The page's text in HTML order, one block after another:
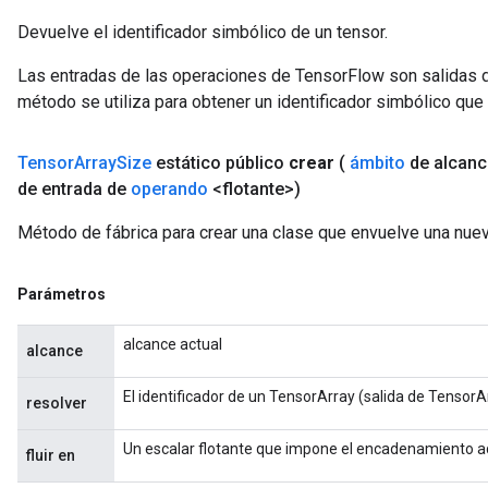
Devuelve el identificador simbólico de un tensor.
Las entradas de las operaciones de TensorFlow son salidas
método se utiliza para obtener un identificador simbólico
TensorArraySize estático público crear ( ámbito de
de entrada de operando <flotante>)
Método de fábrica para crear una clase que envuelve una
Parámetros
alcance alcance actual
resolver El identificador de un TensorArray (salida de
fluir en Un escalar flotante que impone el encadenamiento